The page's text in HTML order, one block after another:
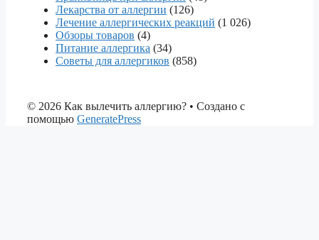
Лекарства от аллергии (126)
Лечение аллергических реакций (1 026)
Обзоры товаров (4)
Питание аллергика (34)
Советы для аллергиков (858)
© 2026 Как вылечить аллергию? • Создано с
помощью GeneratePress